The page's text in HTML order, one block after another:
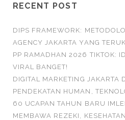
RECENT POST
DIPS FRAMEWORK:
AGENCY JAKARTA YANG
PP RAMADHAN 2026 TIKTOK:
VIRAL BANGET!
DIGITAL MARKETING JAKARTA
PENDEKATAN HUMAN,
60 UCAPAN TAHUN BARU
MEMBAWA REZEKI,